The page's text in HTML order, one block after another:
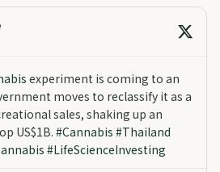
experiment is coming to an
moves to reclassify it as a
sales, shaking up an
US$1B. #Cannabis #Thailand
#LifeScienceInvesting